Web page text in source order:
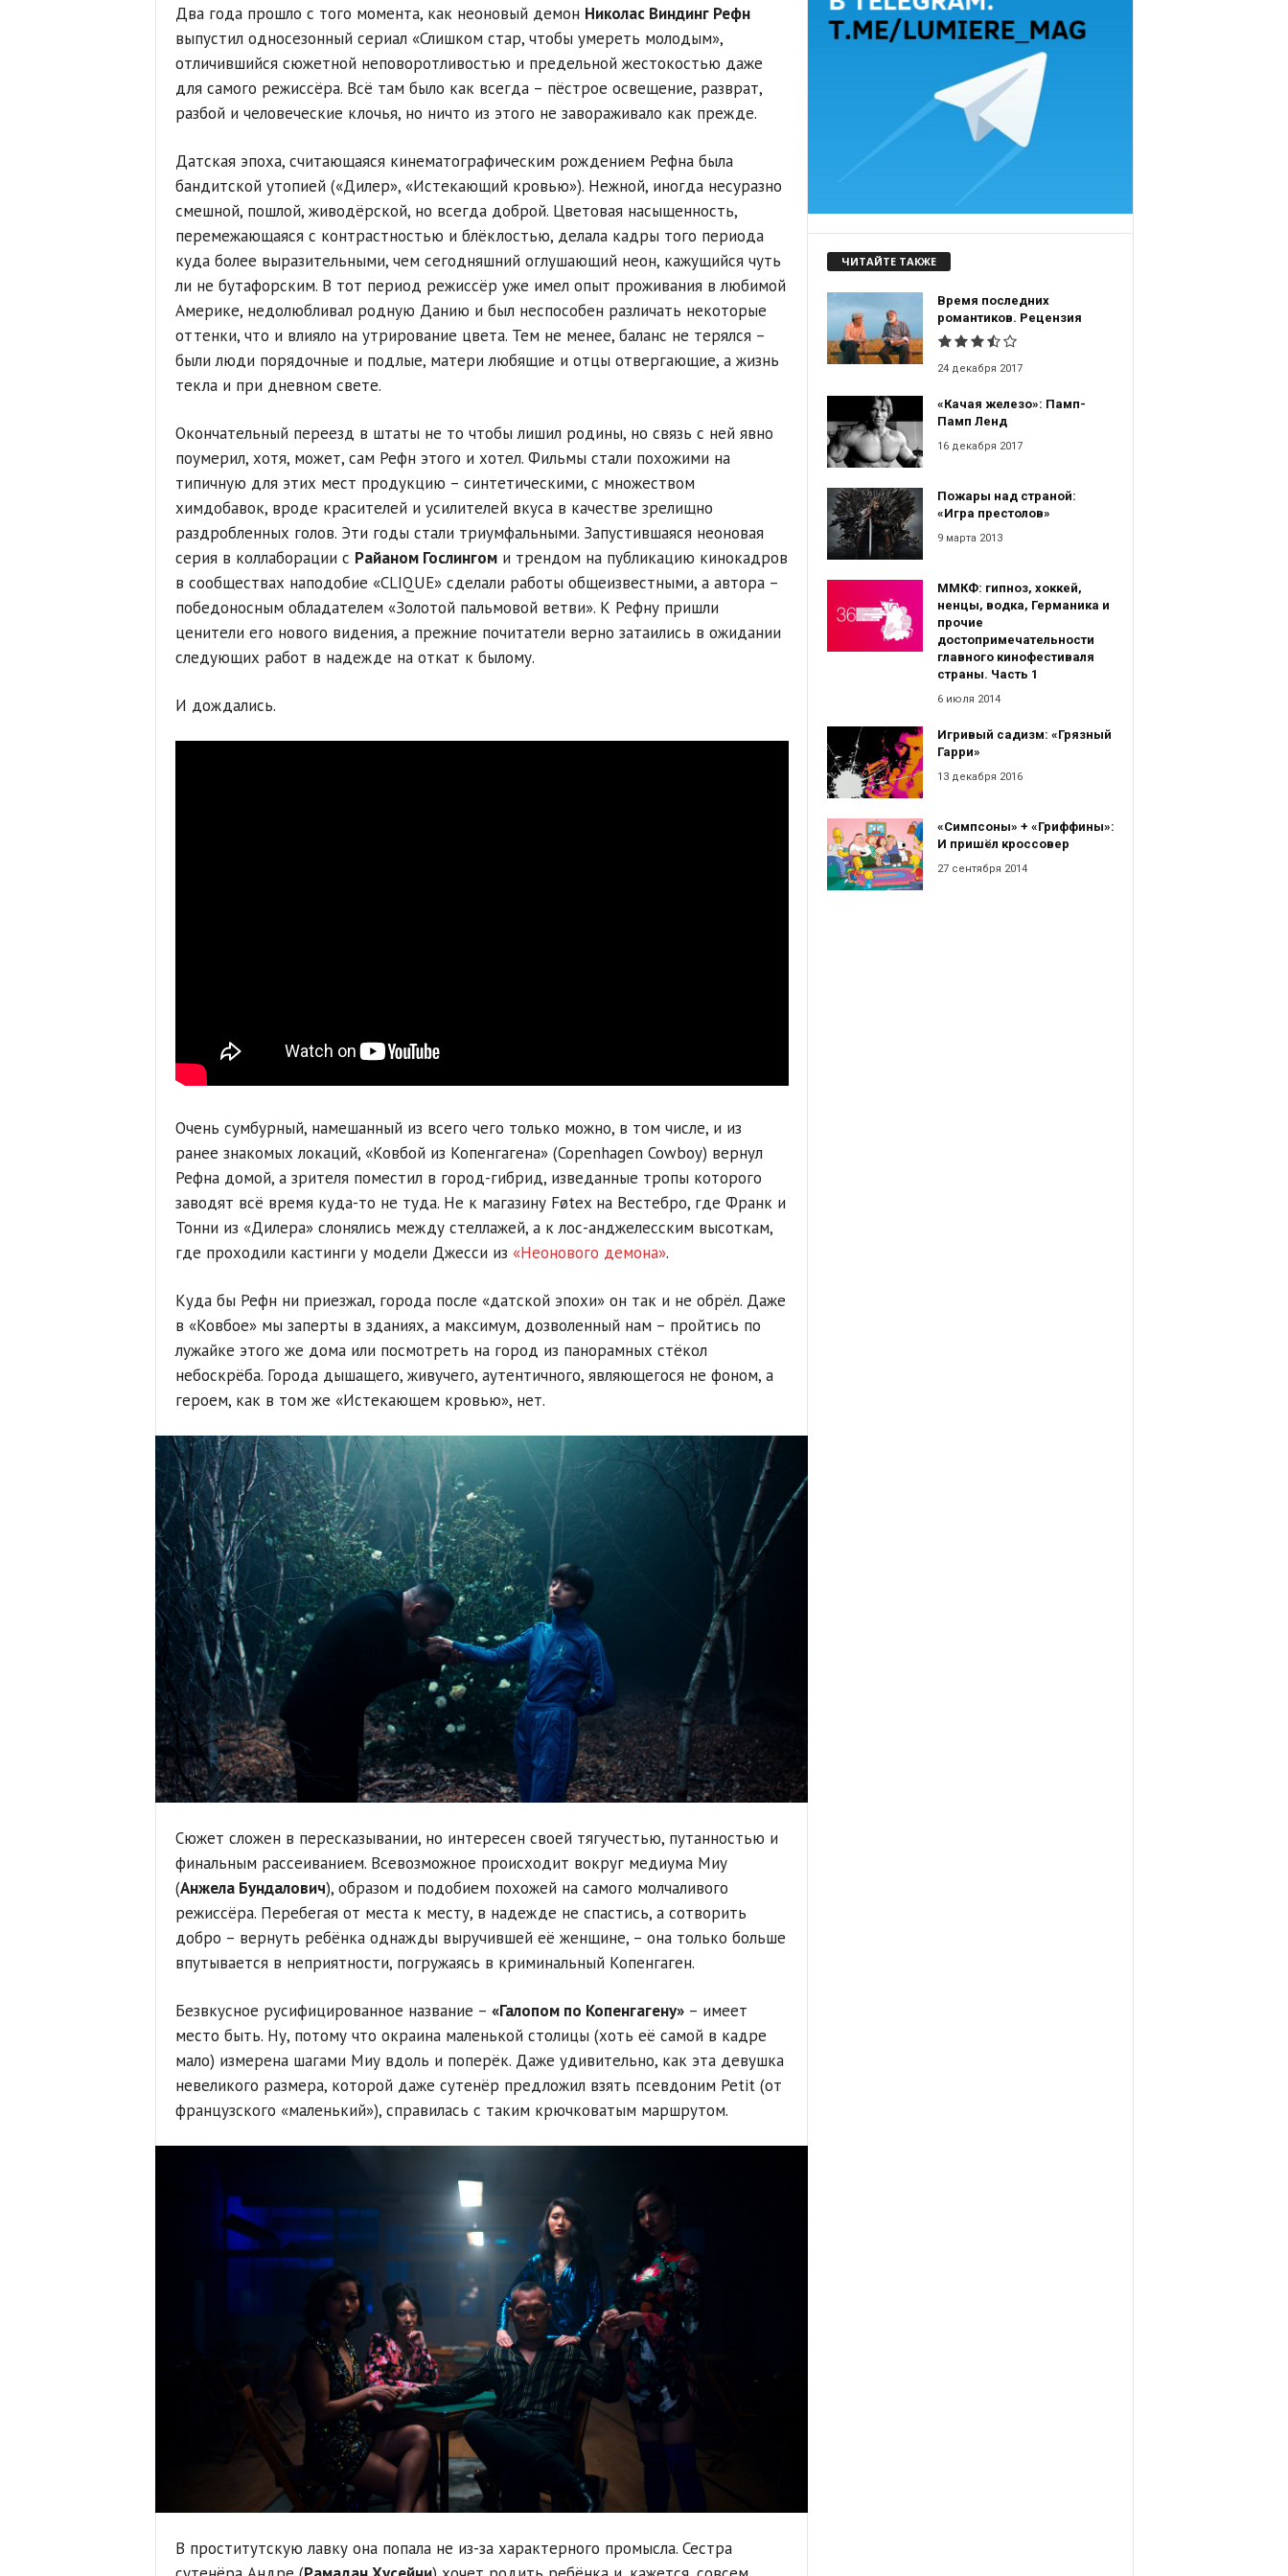
Два года прошло с того момента, как неоновый демон Николас Виндинг Рефн
выпустил односезонный сериал «Слишком стар, чтобы умереть молодым»,
отличившийся сюжетной неповоротливостью и предельной жестокостью даже
для самого режиссёра. Всё там было как всегда – пёстрое освещение, разврат,
разбой и человеческие клочья, но ничто из этого не завораживало как прежде.
Датская эпоха, считающаяся кинематографическим рождением Рефна была
бандитской утопией («Дилер», «Истекающий кровью»). Нежной, иногда несуразно
смешной, пошлой, живодёрской, но всегда доброй. Цветовая насыщенность,
перемежающаяся с контрастностью и блёклостью, делала кадры того периода
куда более выразительными, чем сегодняшний оглушающий неон, кажущийся чуть
ли не бутафорским. В тот период режиссёр уже имел опыт проживания в любимой
Америке, недолюбливал родную Данию и был неспособен различать некоторые
оттенки, что и влияло на утрирование цвета. Тем не менее, баланс не терялся –
были люди порядочные и подлые, матери любящие и отцы отвергающие, а жизнь
текла и при дневном свете.
Окончательный переезд в штаты не то чтобы лишил родины, но связь с ней явно
поумерил, хотя, может, сам Рефн этого и хотел. Фильмы стали похожими на
типичную для этих мест продукцию – синтетическими, с множеством
химдобавок, вроде красителей и усилителей вкуса в качестве зрелищно
раздробленных голов. Эти годы стали триумфальными. Запустившаяся неоновая
серия в коллаборации с Райаном Гослингоми трендом на публикацию кинокадров
в сообществах наподобие «CLIQUE» сделали работы общеизвестными, а автора –
победоносным обладателем «Золотой пальмовой ветви». К Рефну пришли
ценители его нового видения, а прежние почитатели верно затаились в ожидании
следующих работ в надежде на откат к былому.
И дождались.
Очень сумбурный, намешанный из всего чего только можно, в том числе, и из
ранее знакомых локаций, «Ковбой из Копенгагена» (Copenhagen Cowboy) вернул
Рефна домой, а зрителя поместил в город-гибрид, изведанные тропы которого
заводят всё время куда-то не туда. Не к магазину Føtex на Вестебро, где Франк и
Тонни из «Дилера» слонялись между стеллажей, а к лос-анджелесским высоткам,
где проходили кастинги у модели Джесси из «Неонового демона».
Куда бы Рефн ни приезжал, города после «датской эпохи» он так и не обрёл. Даже
в «Ковбое» мы заперты в зданиях, а максимум, дозволенный нам – пройтись по
лужайке этого же дома или посмотреть на город из панорамных стёкол
небоскрёба. Города дышащего, живучего, аутентичного, являющегося не фоном, а
героем, как в том же «Истекающем кровью», нет.
Сюжет сложен в пересказывании, но интересен своей тягучестью, путанностью и
финальным рассеиванием. Всевозможное происходит вокруг медиума Миу
(Анжела Бундалович), образом и подобием похожей на самого молчаливого
режиссёра. Перебегая от места к месту, в надежде не спастись, а сотворить
добро – вернуть ребёнка однажды выручившей её женщине, – она только больше
впутывается в неприятности, погружаясь в криминальный Копенгаген.
Безвкусное русифицированное название – «Галопом по Копенгагену»– имеет
место быть. Ну, потому что окраина маленькой столицы (хоть её самой в кадре
мало) измерена шагами Миу вдоль и поперёк. Даже удивительно, как эта девушка
невеликого размера, которой даже сутенёр предложил взять псевдоним Petit (от
французского «маленький»), справилась с таким крючковатым маршрутом.
В проститутскую лавку она попала не из-за характерного промысла. Сестра
ЧИТАЙТЕ ТАКЖЕ
Время последних
романтиков. Рецензия
24 декабря 2017
«Качая железо»: Памп-
Памп Ленд
16 декабря 2017
Пожары над страной:
«Игра престолов»
9 марта 2013
ММКФ: гипноз, хоккей,
ненцы, водка, Германика и
прочие
достопримечательности
главного кинофестиваля
страны. Часть 1
6 июля 2014
Игривый садизм: «Грязный
Гарри»
13 декабря 2016
«Симпсоны» + «Гриффины»:
И пришёл кроссовер
27 сентября 2014